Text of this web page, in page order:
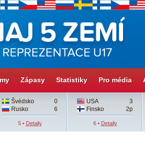
Zápasy Statistiky Pro média
Švédsko
0
Rusko
6
5 • Detaily
USA
3
Finsko
2p
6 • Detaily